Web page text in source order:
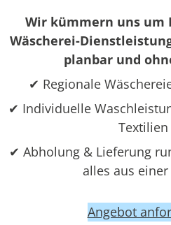
Wir kümmern uns um
Wäscherei-
planbar und
✔ Regionale
✔ Individuelle
Textilien
✔ Abholung & Lieferung
alles aus einer
Angebot